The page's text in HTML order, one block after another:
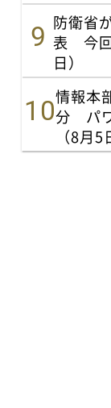
防衛省
表 今回
日）
情報本
分 パ
（8月5